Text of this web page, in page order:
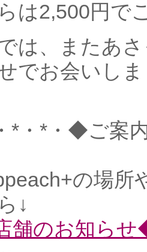
は2,500円で
は、またあ
でお会いしま
*・*・◆ご案
の場所
↓
舗のお知ら